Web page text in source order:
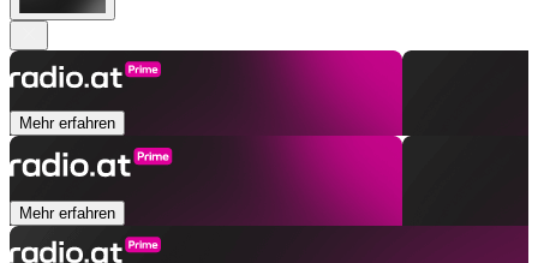
Mehr erfahren
Mehr erfahren